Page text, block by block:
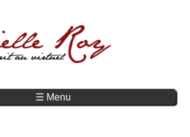
☰ Menu